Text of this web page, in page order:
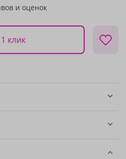
и оценок
клик